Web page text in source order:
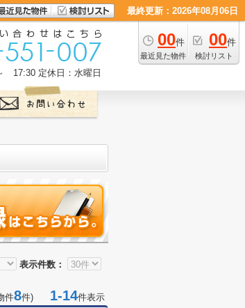
最終更新：2026年08月06日
00件
最近見た物件
00件
検討リスト
17:30 定休日：水曜日
表示件数：
件8件) 1-14件表示